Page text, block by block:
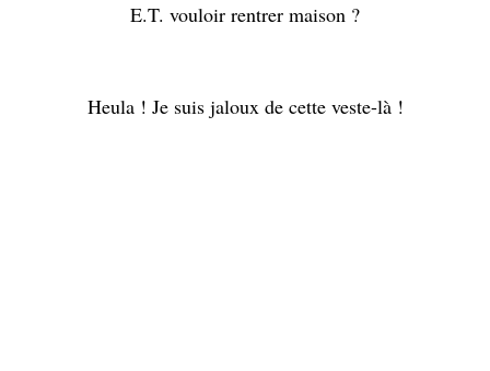
E.T. vouloir rentrer maison ?
Heula ! Je suis jaloux de cette veste-là !